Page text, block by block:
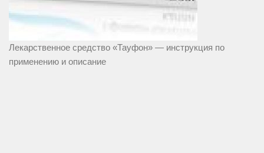
Лекарственное средство «Тауфон» — инструкция по
применению и описание